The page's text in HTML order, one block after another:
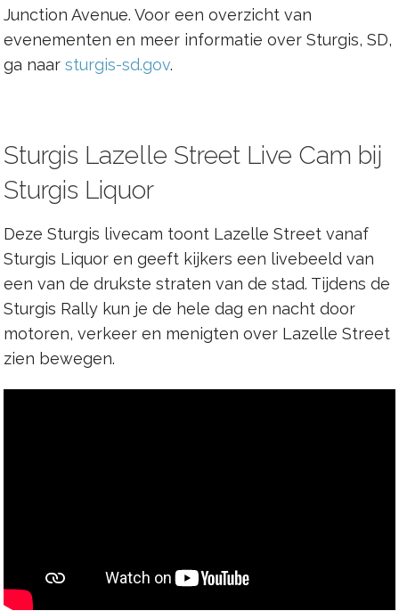
Junction Avenue. Voor een overzicht van
evenementen en meer informatie over Sturgis, SD,
ga naar sturgis-sd.gov.
Sturgis Lazelle Street Live Cam bij
Sturgis Liquor
Deze Sturgis livecam toont Lazelle Street vanaf
Sturgis Liquor en geeft kijkers een livebeeld van
een van de drukste straten van de stad. Tijdens de
Sturgis Rally kun je de hele dag en nacht door
motoren, verkeer en menigten over Lazelle Street
zien bewegen.